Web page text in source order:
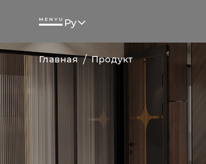
MENYU Ру
Главная / Продукт